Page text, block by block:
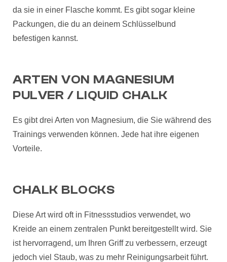
da sie in einer Flasche kommt. Es gibt sogar kleine
Packungen, die du an deinem Schlüsselbund
befestigen kannst.
ARTEN VON MAGNESIUM
PULVER / LIQUID CHALK
Es gibt drei Arten von Magnesium, die Sie während des
Trainings verwenden können. Jede hat ihre eigenen
Vorteile.
CHALK BLOCKS
Diese Art wird oft in Fitnessstudios verwendet, wo
Kreide an einem zentralen Punkt bereitgestellt wird. Sie
ist hervorragend, um Ihren Griff zu verbessern, erzeugt
jedoch viel Staub, was zu mehr Reinigungsarbeit führt.